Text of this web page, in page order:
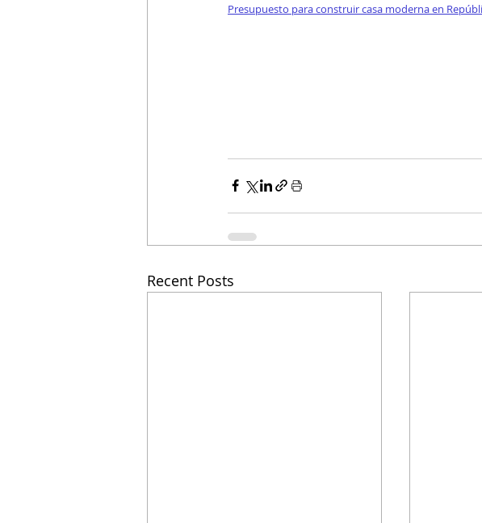
Presupuesto para construir casa moderna en
Recent Posts